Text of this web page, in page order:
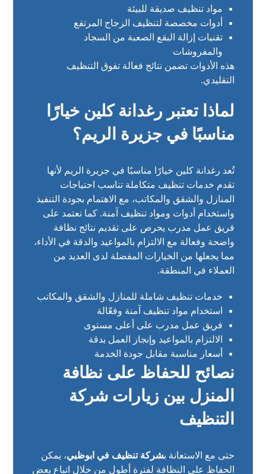
مواد تنظيف صديقة للبيئة
أدوات مخصصة لتنظيف الزجاج المرتفع
تقنيات إزالة البقع الصعبة من السجاد
والمفروشات
هذه الأدوات تضمن نتائج فعالة تفوق التنظيف
التقليدي.
لماذا تعتبر رغدانة كلين خيارًا
مناسبًا في جزيرة الريم؟
تُعد رغدانة كلين خيارًا مناسبًا في جزيرة الريم لأنها
تقدم خدمات تنظيف متكاملة تناسب احتياجات
المنازل والشقق والمكاتب، مع الاهتمام بجودة التنفيذ
واستخدام أدوات ومواد تنظيف آمنة. كما تعتمد على
فريق عمل مدرب يحرص على تقديم نتائج نظافة
واضحة وفعالة مع الالتزام بالمواعيد والدقة في الأداء،
مما يجعلها من الخيارات المفضلة لدى العديد من
العملاء في المنطقة.
خدمات تنظيف شاملة للمنازل والشقق والمكاتب
استخدام مواد تنظيف آمنة وفعّالة
فريق عمل مدرب على أعلى مستوى
الالتزام بالمواعيد وإنجاز العمل بدقة
أسعار مناسبة مقابل جودة الخدمة
نصائح للحفاظ على نظافة
المنزل بين زيارات شركة
التنظيف
حتى مع الاستعانة بشركة تنظيف في ابوظبي، يمكن
الحفاظ على النظافة لفترة أطول من خلال اتباع بعض